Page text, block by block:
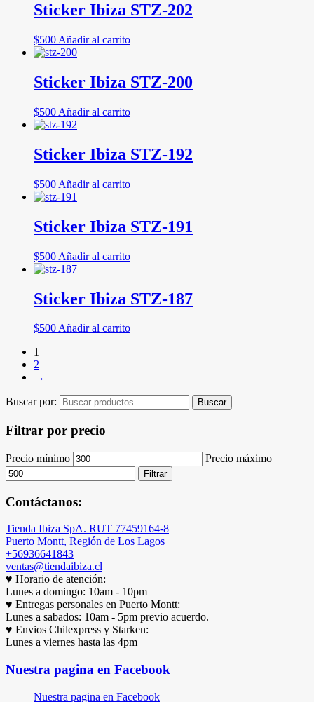
Sticker Ibiza STZ-202
$500 Añadir al carrito
Sticker Ibiza STZ-200
$500 Añadir al carrito
Sticker Ibiza STZ-192
$500 Añadir al carrito
Sticker Ibiza STZ-191
$500 Añadir al carrito
Sticker Ibiza STZ-187
$500Añadir al carrito
1
2
→
Buscar por: Buscar
Filtrar por precio
Precio mínimo Precio máximo
Filtrar
Contáctanos:
Tienda Ibiza SpA. RUT 77459164-8
Puerto Montt, Región de Los Lagos
+56936641843
ventas@tiendaibiza.cl
♥ Horario de atención:
Lunes a domingo: 10am - 10pm
♥ Entregas personales en Puerto Montt:
Lunes a sabados: 10am - 5pm previo acuerdo.
♥ Envios Chilexpress y Starken:
Lunes a viernes hasta las 4pm
Nuestra pagina en Facebook
Nuestra pagina en Facebook